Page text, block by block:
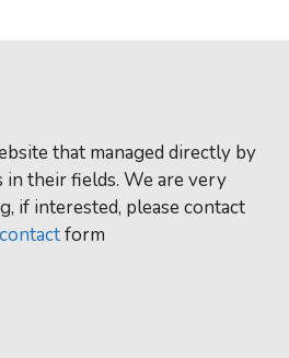
that managed directly by
their fields. We are very
if interested, please contact
contactform